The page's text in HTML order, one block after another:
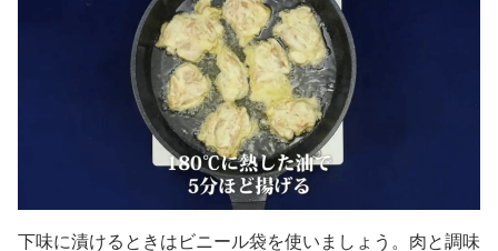
下味に漬けるときはビニール袋を使いましょう。肉と調味